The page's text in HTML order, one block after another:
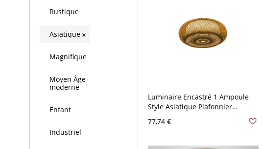
Rustique
Asiatique ×
Magnifique
Moyen Âge
moderne
Enfant
Industriel
Luminaire Encastré 1 Ampoule
Style Asiatique Plafonnier
Tambour en Rotin en Brun - Brun
110 V-120 V 40,64 cm
77,74 €